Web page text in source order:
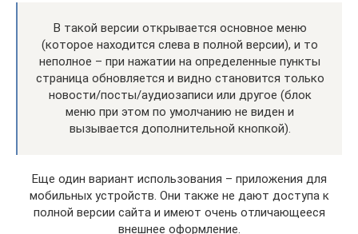
В такой версии открывается основное меню
(которое находится слева в полной версии), и то
неполное – при нажатии на определенные пункты
страница обновляется и видно становится только
новости/посты/аудиозаписи или другое (блок
меню при этом по умолчанию не виден и
вызывается дополнительной кнопкой).
Еще один вариант использования – приложения для
мобильных устройств. Они также не дают доступа к
полной версии сайта и имеют очень отличающееся
внешнее оформление.